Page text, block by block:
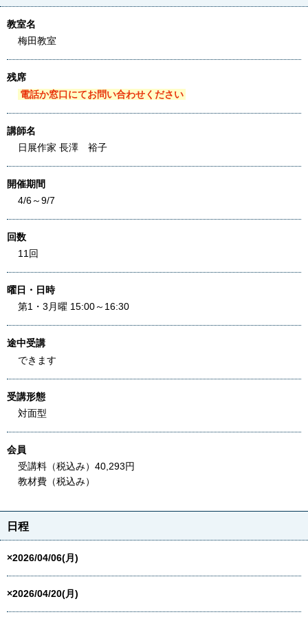
教室名
梅田教室
残席
電話か窓口にてお問い合わせください
講師名
日展作家 長澤 裕子
開催期間
4/6～9/7
回数
11回
曜日・日時
第1・3月曜 15:00～16:30
途中受講
できます
受講形態
対面型
会員
受講料（税込み）40,293円
教材費（税込み）
日程
×2026/04/06(月)
×2026/04/20(月)